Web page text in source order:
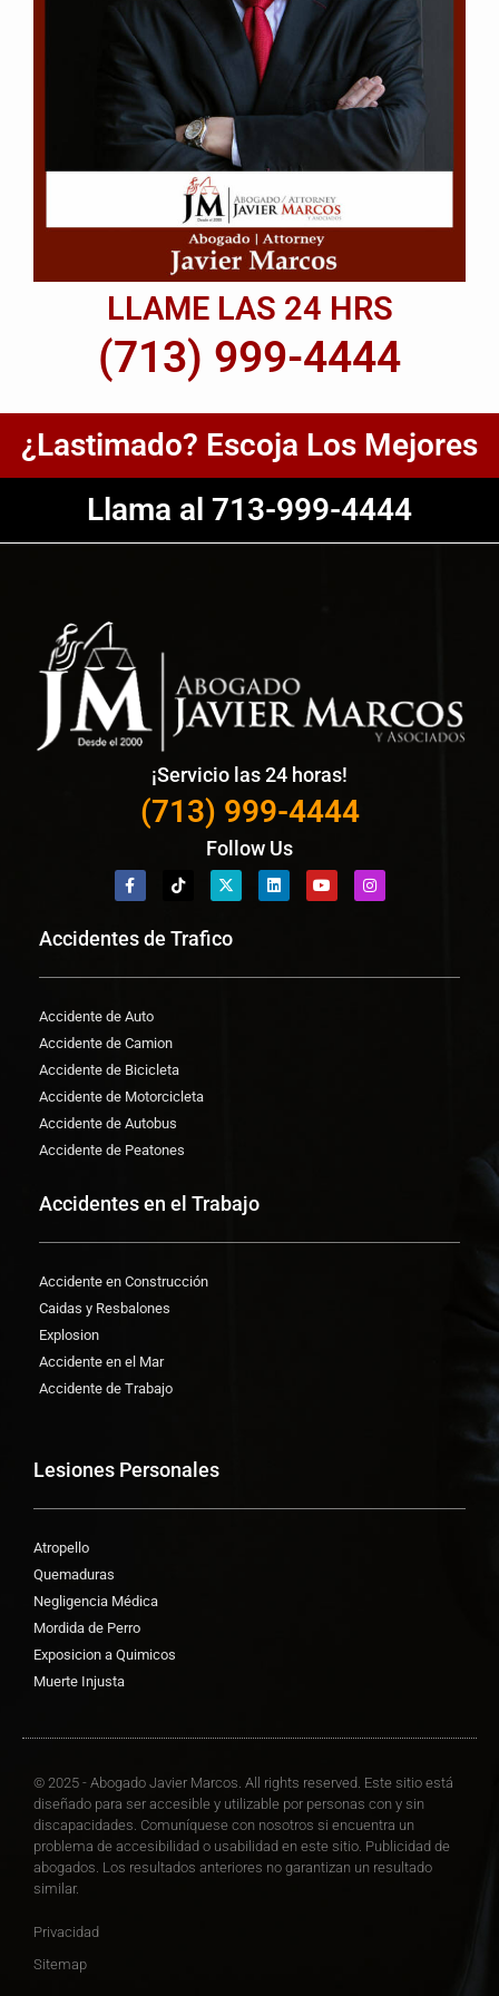
LLAME LAS 24 HRS
(713) 999-4444
¿Lastimado? Escoja Los Mejores
Llama al 713-999-4444
¡Servicio las 24 horas!
(713) 999-4444
Follow Us
Accidentes de Trafico
Accidente de Auto
Accidente de Camion
Accidente de Bicicleta
Accidente de Motorcicleta
Accidente de Autobus
Accidente de Peatones
Accidentes en el Trabajo
Accidente en Construcción
Caidas y Resbalones
Explosion
Accidente en el Mar
Accidente de Trabajo
Lesiones Personales
Atropello
Quemaduras
Negligencia Médica
Mordida de Perro
Exposicion a Quimicos
Muerte Injusta
© 2025 - Abogado Javier Marcos. All rights reserved. Este sitio está
diseñado para ser accesible y utilizable por personas con y sin
discapacidades. Comuníquese con nosotros si encuentra un
problema de accesibilidad o usabilidad en este sitio. Publicidad de
abogados. Los resultados anteriores no garantizan un resultado
similar.
Privacidad
Sitemap